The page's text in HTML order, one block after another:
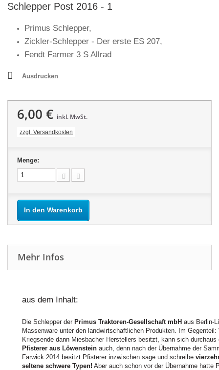
Schlepper Post 2016 - 1
Primus Schlepper,
Zickler-Schlepper - Der erste ES 207,
Fendt Farmer 3 S Allrad
Ausdrucken
6,00 € inkl. MwSt.
zzgl. Versandkosten
Menge:
In den Warenkorb
Mehr Infos
aus dem Inhalt:
Die Schlepper der Primus Traktoren-Gesellschaft mbH aus Berlin-
Massenware unter den landwirtschaftlichen Produkten. Im
Kriegsende dann Miesbacher Herstellers besitzt, kann sich
Pfisterer aus Löwenstein auch, denn nach der Übernahme der
Farwick 2014 besitzt Pfisterer inzwischen sage und schreibe
seltene schwere Typen! Aber auch schon vor der Übernahme hatte